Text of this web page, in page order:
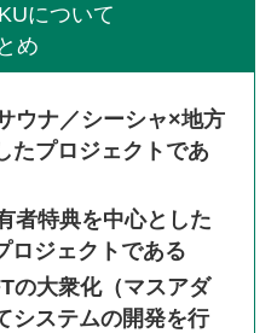
について
め
ウナ／シーシャ×地方
たプロジェクトであ
者特典を中心とした
ロジェクトである
の大衆化（マスアダ
システムの開発を行